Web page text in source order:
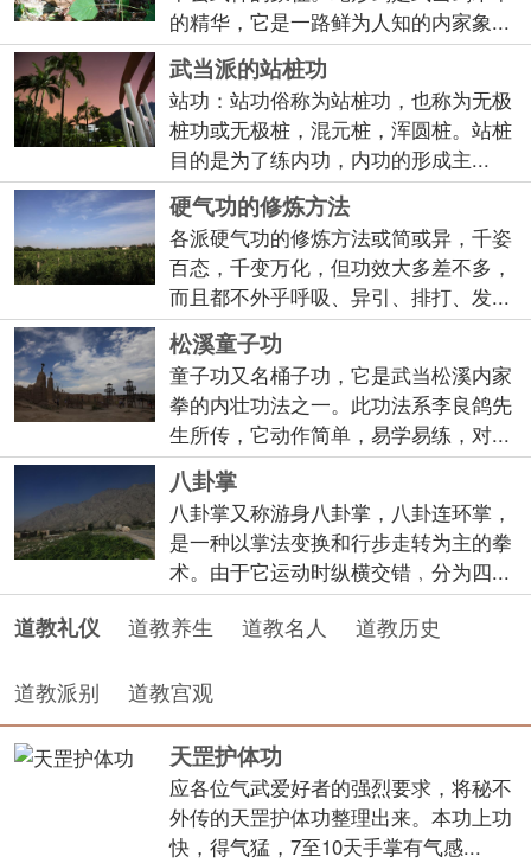
的精华，它是一路鲜为人知的内家象...
武当派的站桩功
站功：站功俗称为站桩功，也称为无极
桩功或无极桩，混元桩，浑圆桩。站桩
目的是为了练内功，内功的形成主...
硬气功的修炼方法
各派硬气功的修炼方法或简或异，千姿
百态，千变万化，但功效大多差不多，
而且都不外乎呼吸、异引、排打、发...
松溪童子功
童子功又名桶子功，它是武当松溪内家
拳的内壮功法之一。此功法系李良鸽先
生所传，它动作简单，易学易练，对...
八卦掌
八卦掌又称游身八卦掌，八卦连环掌，
是一种以掌法变换和行步走转为主的拳
术。由于它运动时纵横交错﹐分为四...
道教礼仪 道教养生 道教名人 道教历史
道教派别 道教宫观
天罡护体功
应各位气武爱好者的强烈要求，将秘不
外传的天罡护体功整理出来。本功上功
快，得气猛，7至10天手掌有气感...